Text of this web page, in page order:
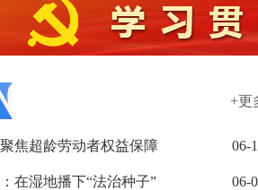
+更
06-
焦超龄劳动者权益保障
06-
在湿地播下“法治种子”